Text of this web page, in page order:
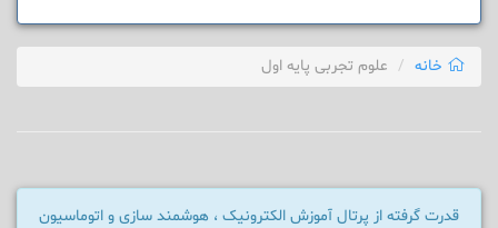
خانه علوم تجربی پایه اول
قدرت گرفته از پرتال آموزش الکترونیک ، هوشمند سازی و اتوماسیون